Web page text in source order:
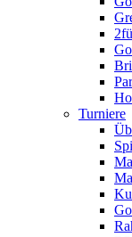
Turniere